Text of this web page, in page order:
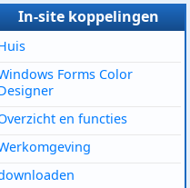
In-site koppelingen
Forms Color
en functies